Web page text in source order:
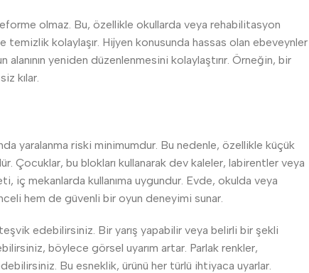
olmaz. Bu, özellikle okullarda veya rehabilitasyon
kolaylaşır. Hijyen konusunda hassas olan ebeveynler
yeniden düzenlenmesini kolaylaştırır. Örneğin, bir
kılar.
yaralanma riski minimumdur. Bu nedenle, özellikle küçük
Çocuklar, bu blokları kullanarak dev kaleler, labirentler veya
iç mekanlarda kullanıma uygundur. Evde, okulda veya
hem de güvenli bir oyun deneyimi sunar.
teşvik edebilirsiniz. Bir yarış yapabilir veya belirli bir şekli
böylece görsel uyarım artar. Parlak renkler,
Bu esneklik, ürünü her türlü ihtiyaca uyarlar.